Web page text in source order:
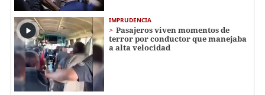
IMPRUDENCIA
Pasajeros viven momentos de
terror por conductor que manejaba
a alta velocidad